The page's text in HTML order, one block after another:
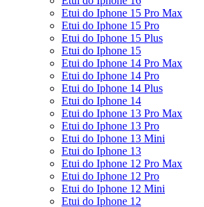
Etui do Iphone 15 Pro Max
Etui do Iphone 15 Pro
Etui do Iphone 15 Plus
Etui do Iphone 15
Etui do Iphone 14 Pro Max
Etui do Iphone 14 Pro
Etui do Iphone 14 Plus
Etui do Iphone 14
Etui do Iphone 13 Pro Max
Etui do Iphone 13 Pro
Etui do Iphone 13 Mini
Etui do Iphone 13
Etui do Iphone 12 Pro Max
Etui do Iphone 12 Pro
Etui do Iphone 12 Mini
Etui do Iphone 12